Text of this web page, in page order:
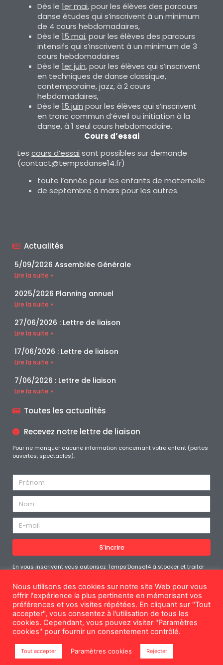
Dès le 1er mai, pour les élèves des parcours
danse études qui s’inscrivent à un minimum
de 4 cours hebdomadaires,
Dès le 15 mai, pour les élèves des parcours
intensifs qui s’inscrivent à un minimum de 3
cours hebdomadaires
Dès le 1er juin, pour les élèves qui s’inscrivent
en techniques de danse classique,
contemporaine, jazz, à 2 cours
hebdomadaires,
Dès le 15 juin pour les élèves qui s’inscrivent
en tronc commun d’éveil ou initiation à la
danse, à 1 seul cours hebdomadaire.
Cours d’essai
Les cours d’essai sont possibles sur demande
(contact@tempsdanse14.fr)
toute l’année pour les enfants de maternelle
de septembre à mars pour les autres.
Actualités
5/09/2026 Assemblée Générale
Lire la suite »
2025/2026 Planning annuel
Lire la suite »
27/06/2026 : Lettre de liaison
Lire la suite »
17/06/2026 : Lettre de liaison
Lire la suite »
7/06/2026 : Lettre de liaison
Lire la suite »
Toutes les actualités
Recevez notre lettre de liaison
Pour ne manquer aucune information concernant votre enfant (portes
ouvertes, spectacles).
S'incrire
En vous inscrivant vous autorisez Temps’Danse14 à stocker et traiter
demandé. Vous pouvez vous désabonner à tout moment
Mentions légales
Nous utilisons des cookies sur notre site Web pour vous
offrir l'expérience la plus pertinente en mémorisant vos
préférences et vos visites répétées. En cliquant sur "Tout
accepter", vous consentez à l'utilisation de tous les
cookies. Cependant, vous pouvez visiter "Paramètres
cookies" pour fournir un consentement contrôlé.
Tout accepter Paramètres cookies Rejecter